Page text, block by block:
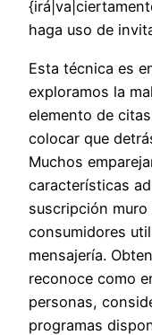
haga uso de
Esta técnica es
exploramos la
elemento de
colocar que
Muchos
características
suscripción
consumidores
mensajería.
reconoce como
personas,
programas